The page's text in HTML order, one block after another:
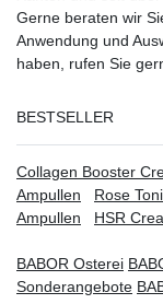
Gerne beraten wir
Anwendung und
haben, rufen Sie
BESTSELLER
Collagen Booster
Ampullen
Rose
Ampullen
HSR
BABOR Osterei
Sonderangebote